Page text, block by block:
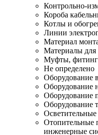
Контрольно-
Короба
Котлы и
Линии
Материал
Материалы
Муфты,
Не определено
Оборудование
Оборудование
Оборудование
Оборудование
Осветительные
Отопительные
инженерные